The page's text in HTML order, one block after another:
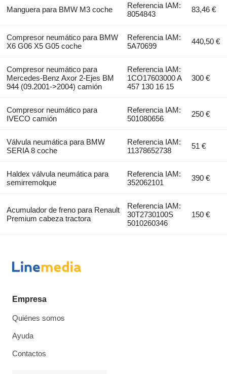
Manguera para BMW M3 coche
Referencia IAM:
8054843
83,46 €
Compresor neumático para BMW
X6 G06 X5 G05 coche
Referencia IAM:
5A70699
440,50 €
Compresor neumático para
Mercedes-Benz Axor 2-Ejes BM
944 (09.2001->2004) camión
Referencia IAM:
1CO17603000 A
457 130 16 15
300 €
Compresor neumático para
IVECO camión
Referencia IAM:
501080656
250 €
Válvula neumática para BMW
SERIA 8 coche
Referencia IAM:
11378652738
51 €
Haldex válvula neumática para
semirremolque
Referencia IAM:
352062101
390 €
Acumulador de freno para Renault
Premium cabeza tractora
Referencia IAM:
30T2730100S
5010260346
150 €
Empresa
Quiénes somos
Ayuda
Contactos